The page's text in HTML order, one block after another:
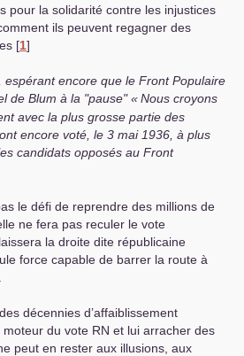
pour la solidarité contre les injustices
ils peuvent regagner des
[1]
espérant encore que le Front Populaire
de Blum à la "pause"«Nous croyons
avec la plus grosse partie des
encore voté, le 3 mai 1936, à plus
candidats opposés au Front
le défi de reprendre des millions de
elle ne fera pas reculer le vote
la droite dite républicaine
force capable de barrer la route à
décennies d’affaiblissement
du vote RN et lui arracher des
peut en rester aux illusions, aux